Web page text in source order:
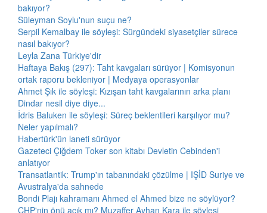
bakıyor?
Süleyman Soylu'nun suçu ne?
Serpil Kemalbay ile söyleşi: Sürgündeki siyasetçiler sürece
nasıl bakıyor?
Leyla Zana Türkiye'dir
Haftaya Bakış (297): Taht kavgaları sürüyor | Komisyonun
ortak raporu bekleniyor | Medyaya operasyonlar
Ahmet Şık ile söyleşi: Kızışan taht kavgalarının arka planı
Dindar nesil diye diye...
İdris Baluken ile söyleşi: Süreç beklentileri karşılıyor mu?
Neler yapılmalı?
Habertürk'ün laneti sürüyor
Gazeteci Çiğdem Toker son kitabı Devletin Cebinden'i
anlatıyor
Transatlantik: Trump'ın tabanındaki çözülme | IŞİD Suriye ve
Avustralya'da sahnede
Bondi Plajı kahramanı Ahmed el Ahmed bize ne söylüyor?
CHP'nin önü açık mı? Muzaffer Ayhan Kara ile söyleşi